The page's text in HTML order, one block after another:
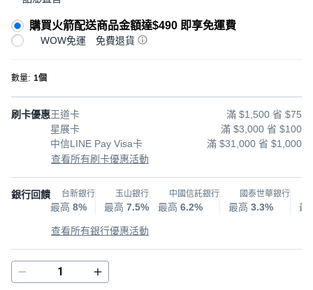
購買火箭配送商品金額達$490 即享免運費
WOW免運 免費退貨
數量: 1個
刷卡優惠王道卡
滿 $1,500 省 $75
星展卡
滿 $3,000 省 $100
中信LINE Pay Visa卡
滿 $31,000 省 $1,000
查看所有刷卡優惠活動
銀行回饋 台新銀行
最高 8%
玉山銀行
最高 7.5%
中國信託銀行
最高 6.2%
國泰世華銀行
最高 3.3% 最
查看所有銀行優惠活動